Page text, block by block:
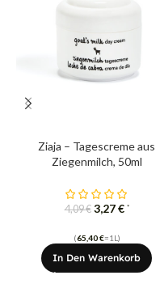
Ziaja – Tagescreme aus
Ziegenmilch, 50ml
4,09€ 3,27€ *
(65,40€=1L)
In Den Warenkorb